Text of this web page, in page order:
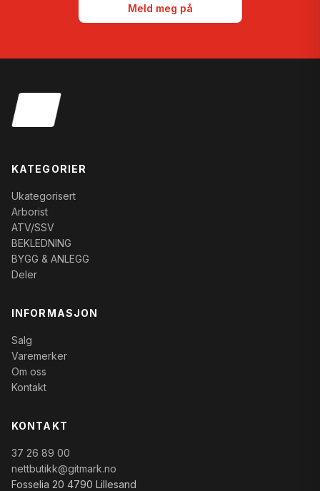
Meld meg på
KATEGORIER
Ukategorisert
Arborist
ATV/SSV
BEKLEDNING
BYGG & ANLEGG
Deler
INFORMASJON
Salg
Varemerker
Om oss
Kontakt
KONTAKT
37 26 89 00
nettbutikk@gitmark.no
Fosselia 20 4790 Lillesand